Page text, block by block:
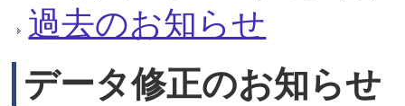
過去のお知らせ
データ修正のお知らせ